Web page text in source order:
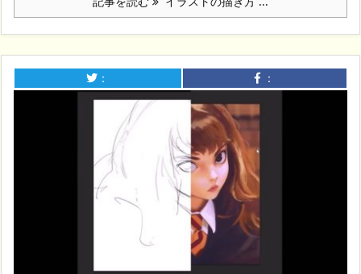
： ：